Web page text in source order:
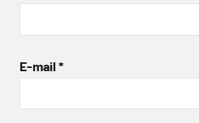
E-mail *